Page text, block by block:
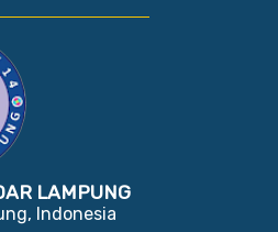
LAMPUNG
Indonesia